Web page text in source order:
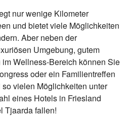
nur wenige Kilometer
und bietet viele Möglichkeiten
Aber neben der
Umgebung, gutem
Wellness-Bereich können Sie
oder ein Familientreffen
vielen Möglichkeiten unter
eines Hotels in Friesland
Tjaarda fallen!